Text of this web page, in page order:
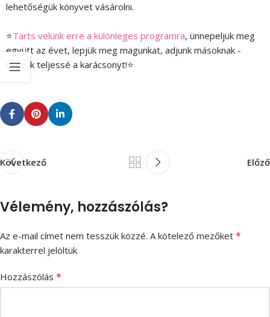
lehetőségük könyvet vásárolni.
⭐Tarts velünk erre a különleges programra, ünnepeljük meg
együtt az évet, lepjük meg magunkat, adjunk másoknak -
tegyük teljessé a karácsonyt!⭐
Következő Előző
Vélemény, hozzászólás?
Az e-mail címet nem tesszük közzé. A kötelező mezőket *
karakterrel jelöltük
Hozzászólás *